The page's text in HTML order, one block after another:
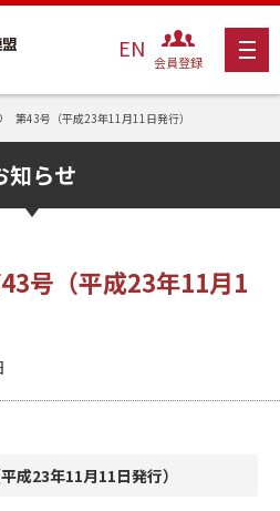
EN 会員登録
第43号（平成23年11月11日発行）
知らせ
号（平成23年11月1
23年11月11日発行）